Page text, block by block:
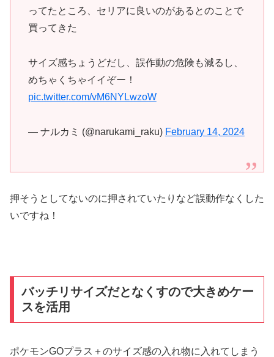
ってたところ、セリアに良いのがあるとのことで
買ってきた
サイズ感ちょうどだし、誤作動の危険も減るし、
めちゃくちゃイイぞー！
pic.twitter.com/vM6NYLwzoW
— ナルカミ (@narukami_raku) February 14, 2024
押そうとしてないのに押されていたりなど誤動作なくした
いですね！
バッチリサイズだとなくすので大きめケー
スを活用
ポケモンGOプラス＋のサイズ感の入れ物に入れてしまう